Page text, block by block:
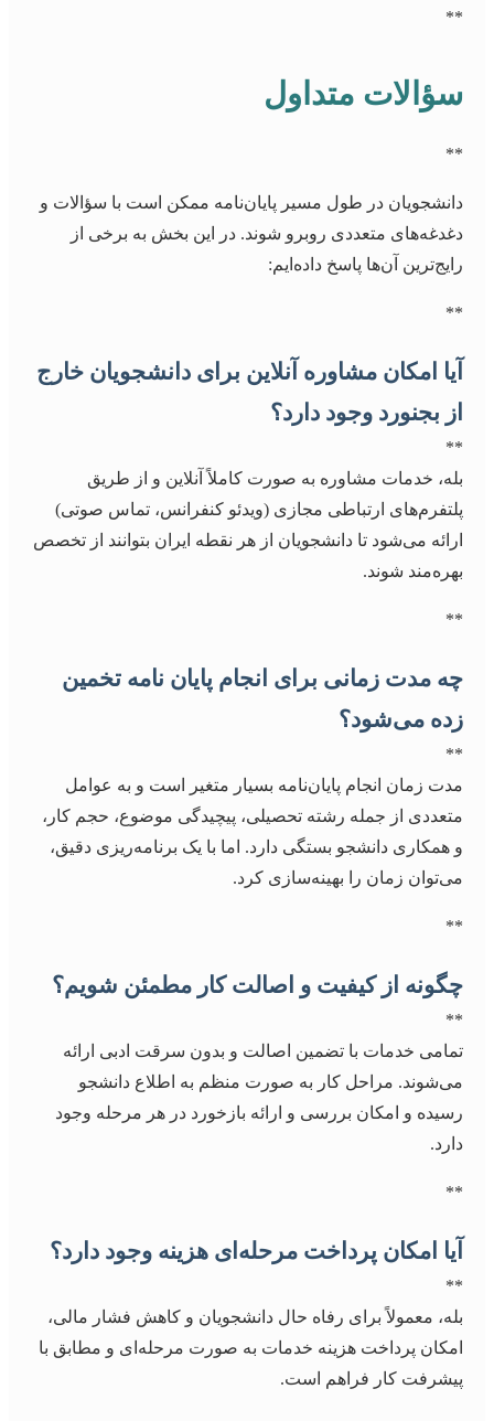
**
سؤالات متداول
**
دانشجویان در طول مسیر پایان‌نامه ممکن است با سؤالات و
دغدغه‌های متعددی روبرو شوند. در این بخش به برخی از
رایج‌ترین آن‌ها پاسخ داده‌ایم:
**
آیا امکان مشاوره آنلاین برای دانشجویان خارج
از بجنورد وجود دارد؟
**
بله، خدمات مشاوره به صورت کاملاً آنلاین و از طریق
پلتفرم‌های ارتباطی مجازی (ویدئو کنفرانس، تماس صوتی)
ارائه می‌شود تا دانشجویان از هر نقطه ایران بتوانند از تخصص
بهره‌مند شوند.
**
چه مدت زمانی برای انجام پایان نامه تخمین
زده می‌شود؟
**
مدت زمان انجام پایان‌نامه بسیار متغیر است و به عوامل
متعددی از جمله رشته تحصیلی، پیچیدگی موضوع، حجم کار،
و همکاری دانشجو بستگی دارد. اما با یک برنامه‌ریزی دقیق،
می‌توان زمان را بهینه‌سازی کرد.
**
چگونه از کیفیت و اصالت کار مطمئن شویم؟
**
تمامی خدمات با تضمین اصالت و بدون سرقت ادبی ارائه
می‌شوند. مراحل کار به صورت منظم به اطلاع دانشجو
رسیده و امکان بررسی و ارائه بازخورد در هر مرحله وجود
دارد.
**
آیا امکان پرداخت مرحله‌ای هزینه وجود دارد؟
**
بله، معمولاً برای رفاه حال دانشجویان و کاهش فشار مالی،
امکان پرداخت هزینه خدمات به صورت مرحله‌ای و مطابق با
پیشرفت کار فراهم است.